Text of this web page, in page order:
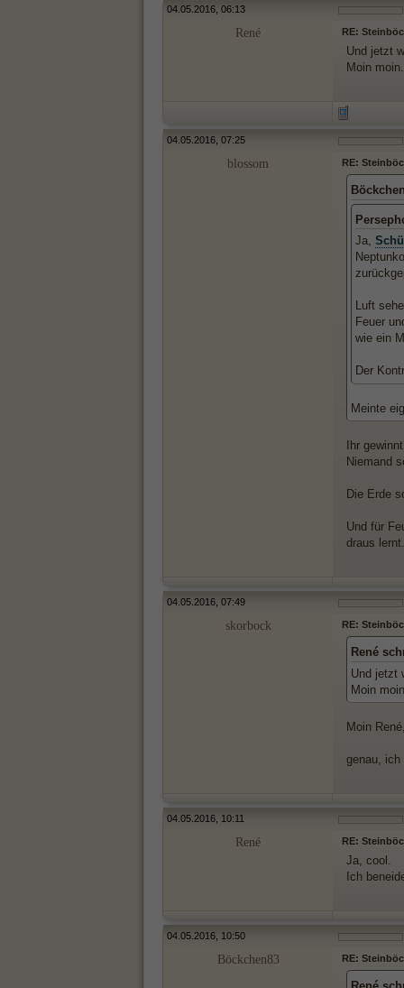
04.05.2016, 06:13
René RE:
Und jetzt
Moin
04.05.2016, 07:25
blossom RE:
Ja,
Luft
Feuer
wie ein
Der
Meinte
Ihr
Niemand
Die Erde
Und für
draus
04.05.2016, 07:49
skorbock RE:
René
Und jetzt
Moin
Moin René,
genau, ich
04.05.2016, 10:11
René RE:
Ja, cool.
Ich
04.05.2016, 10:50
Böckchen83 RE: